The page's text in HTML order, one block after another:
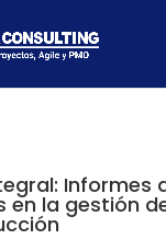
Informes
en la gestión